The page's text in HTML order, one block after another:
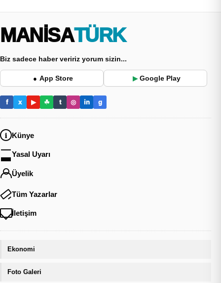
MANİSA TÜRK
Biz sadece haber veririz yorum sizin...
● App Store ▶ Google Play
f x ▶ ☘ t ◎ in g
Künye
Yasal Uyarı
Üyelik
Tüm Yazarlar
İletişim
Ekonomi
Foto Galeri